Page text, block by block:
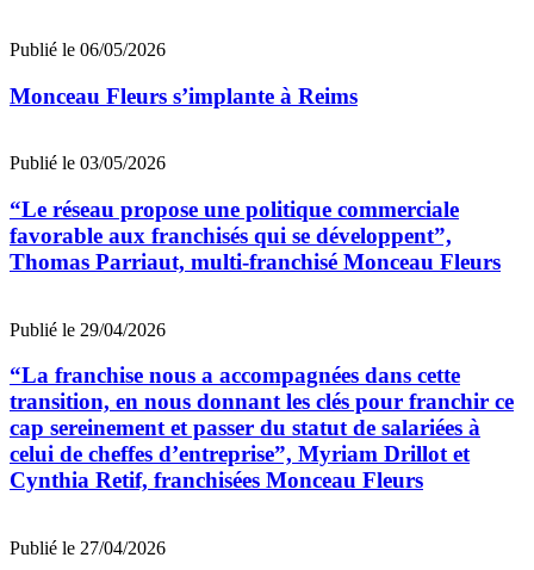
Publié le 06/05/2026
Monceau Fleurs s’implante à Reims
Publié le 03/05/2026
“Le réseau propose une politique commerciale
favorable aux franchisés qui se développent”,
Thomas Parriaut, multi-franchisé Monceau Fleurs
Publié le 29/04/2026
“La franchise nous a accompagnées dans cette
transition, en nous donnant les clés pour franchir ce
cap sereinement et passer du statut de salariées à
celui de cheffes d’entreprise”, Myriam Drillot et
Cynthia Retif, franchisées Monceau Fleurs
Publié le 27/04/2026